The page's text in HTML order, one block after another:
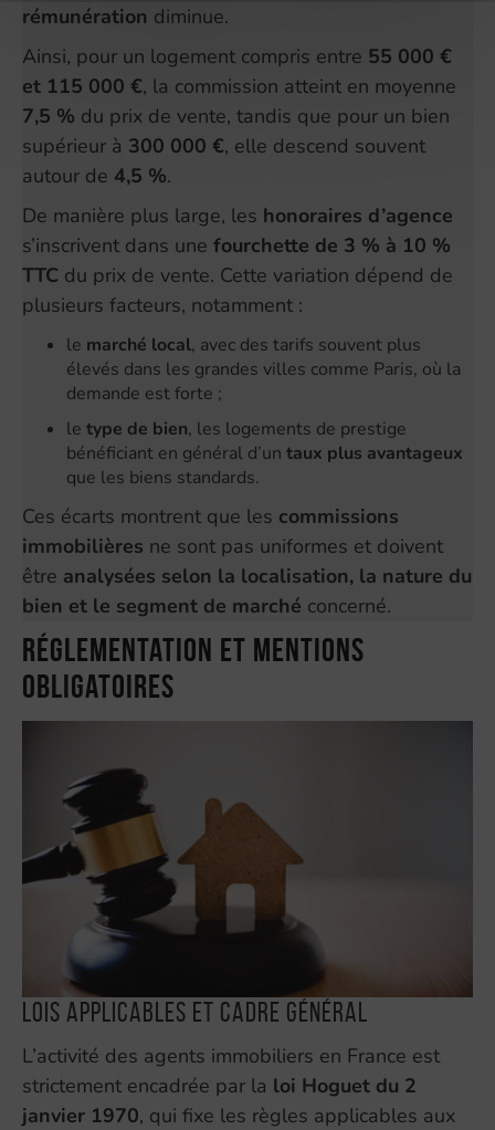
rémunération diminue.
Ainsi, pour un logement compris entre 55 000 €
et 115 000 €, la commission atteint en moyenne
7,5 % du prix de vente, tandis que pour un bien
supérieur à 300 000 €, elle descend souvent
autour de 4,5 %.
De manière plus large, les honoraires d’agence
s’inscrivent dans une fourchette de 3 % à 10 %
TTC du prix de vente. Cette variation dépend de
plusieurs facteurs, notamment :
le marché local, avec des tarifs souvent plus
élevés dans les grandes villes comme Paris, où la
demande est forte ;
le type de bien, les logements de prestige
bénéficiant en général d’un taux plus avantageux
que les biens standards.
Ces écarts montrent que les commissions
immobilières ne sont pas uniformes et doivent
être analysées selon la localisation, la nature du
bien et le segment de marché concerné.
Réglementation et mentions
obligatoires
Lois applicables et cadre général
L’activité des agents immobiliers en France est
strictement encadrée par la loi Hoguet du 2
janvier 1970, qui fixe les règles applicables aux